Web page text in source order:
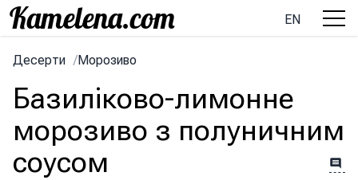
EN
Десерти /Морозиво
Базиліково-лимонне
морозиво з полуничним
соусом